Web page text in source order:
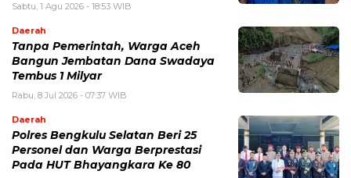
Sabtu, 1 Agu 2026 - 18:53 WIB
Daerah
Tanpa Pemerintah, Warga Aceh
Bangun Jembatan Dana Swadaya
Tembus 1 Milyar
Rabu, 8 Jul 2026 - 07:37 WIB
Daerah
Polres Bengkulu Selatan Beri 25
Personel dan Warga Berprestasi
Pada HUT Bhayangkara Ke 80